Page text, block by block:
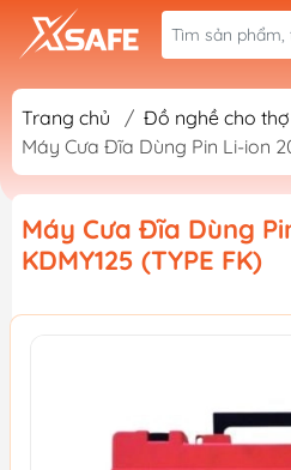
Trang chủ / Đồ nghề cho
Máy Cưa Đĩa Dùng Pin Li-ion
Máy Cưa Đĩa Dùng
KDMY125 (TYPE FK)